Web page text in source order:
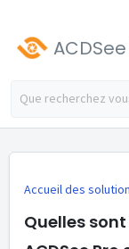
Accueil des
Quelles